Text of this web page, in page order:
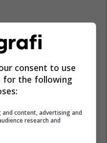
consent to use
for the following
content, advertising and
research and